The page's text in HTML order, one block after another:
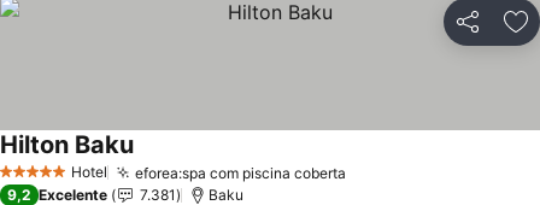
Partilhar
5 Estrelas Hotel eforea:spa com piscina coberta
Hilton BakuVer preços
9,2 Excelente 7.381 Baku